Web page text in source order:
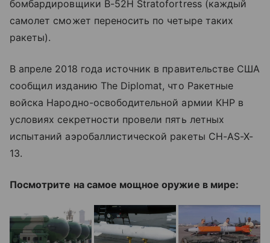
бомбардировщики B-52H Stratofortress (каждый
самолет сможет переносить по четыре таких
ракеты).
В апреле 2018 года источник в правительстве США
сообщил изданию The Diplomat, что Ракетные
войска Народно-освободительной армии КНР в
условиях секретности провели пять летных
испытаний аэробаллистической ракеты CH-AS-X-
13.
Посмотрите на самое мощное оружие в мире: